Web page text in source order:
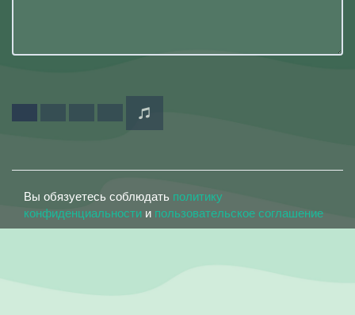
Вы обязуетесь соблюдать политику
конфиденциальности и пользовательское соглашение